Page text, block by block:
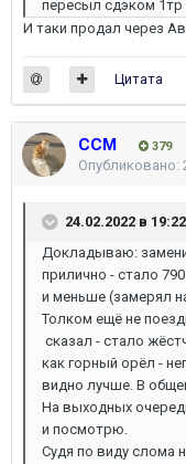
пересыл сдэком 1тр
И таки продал через
Цитата
ССМ 379
Опубликовано:
24.02.2022 в
Докладываю:
прилично - стало
и меньше (замерял
Толком ещё не
сказал - стало
как горный орёл -
видно лучше. В
На выходных
и посмотрю.
Судя по виду слома